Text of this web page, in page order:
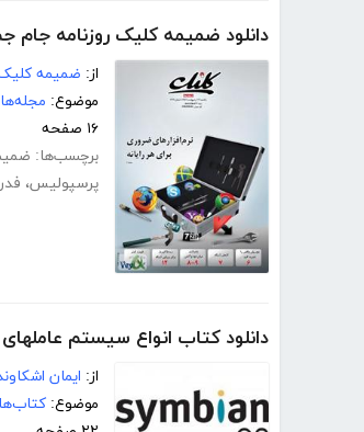
دانلود ضمیمه کلیک روزنامه جام جم
از: ضمیمه
موضوع:
۱۶ صفحه
برچسب‌ها:
پرسپولیس،
دانلود کتاب انواع سیستم
از: ایمان
موضوع: